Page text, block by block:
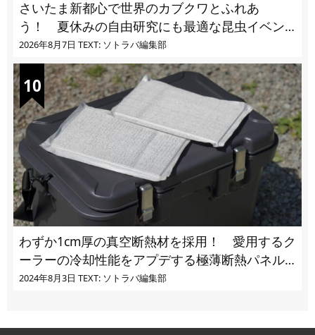
さいたま新都心で世界のカブクワとふれあ
う！ 夏休みの自由研究にも最適な昆虫イベン
ト
2026年8月7日 TEXT: ソトラバ編集部
わずか1cm厚の真空断熱材を採用！ 愛用するク
ーラーの冷却性能をアプデする極薄断熱パネル
の実力とは
2024年8月3日 TEXT: ソトラバ編集部